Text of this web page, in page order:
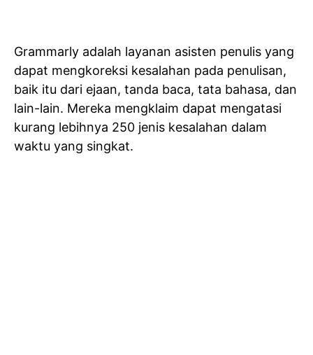
Grammarly adalah layanan asisten penulis yang
dapat mengkoreksi kesalahan pada penulisan,
baik itu dari ejaan, tanda baca, tata bahasa, dan
lain-lain. Mereka mengklaim dapat mengatasi
kurang lebihnya 250 jenis kesalahan dalam
waktu yang singkat.